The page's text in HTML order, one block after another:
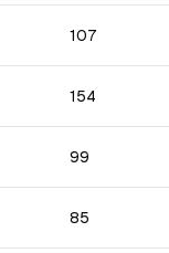
107
154
99
85